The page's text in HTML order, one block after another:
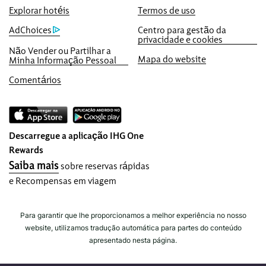
Explorar hotéis
Termos de uso
AdChoices
Centro para gestão da
privacidade e cookies
Não Vender ou Partilhar a
Minha Informação Pessoal
Mapa do website
Comentários
Descarregue a aplicação IHG One
Rewards
Saiba maissobre reservas rápidas
e Recompensas em viagem
pontos.
Garantia da reserva online
O seu quarto está garantido.
Sem taxas de reserva!
Não cobramos qualquer taxa de reserva
Privacidade de dados e segurança do
O IHG leva a sua privacidade a sério e
trabalha para proteger o cliente. Todas as
informações pessoais fornecidas são
encriptadas e protegidas.
Para garantir que lhe proporcionamos a melhor experiência no nosso
website, utilizamos tradução automática para partes do conteúdo
apresentado nesta página.